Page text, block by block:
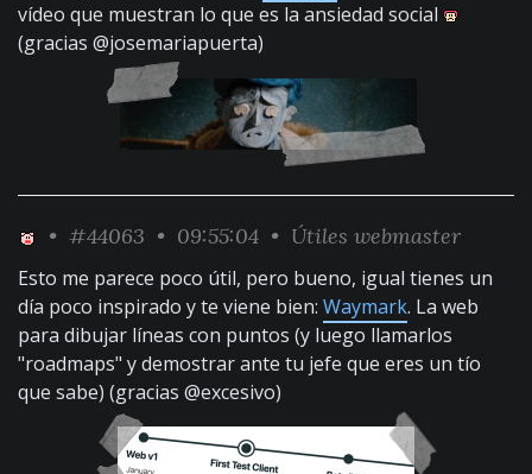
vídeo que muestran lo que es la ansiedad social
(gracias @josemariapuerta)
• #44063 • 09:55:04 • Útiles webmaster
Esto me parece poco útil, pero bueno, igual tienes un
día poco inspirado y te viene bien: Waymark. La web
para dibujar líneas con puntos (y luego llamarlos
"roadmaps" y demostrar ante tu jefe que eres un tío
que sabe) (gracias @excesivo)